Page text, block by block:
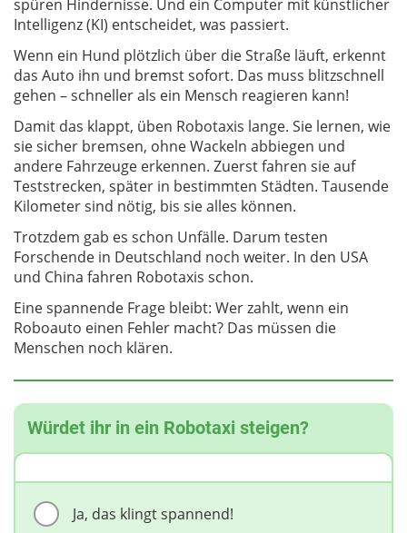
spüren Hindernisse. Und ein Computer mit künstlicher
Intelligenz (KI) entscheidet, was passiert.
Wenn ein Hund plötzlich über die Straße läuft, erkennt
das Auto ihn und bremst sofort. Das muss blitzschnell
gehen – schneller als ein Mensch reagieren kann!
Damit das klappt, üben Robotaxis lange. Sie lernen, wie
sie sicher bremsen, ohne Wackeln abbiegen und
andere Fahrzeuge erkennen. Zuerst fahren sie auf
Teststrecken, später in bestimmten Städten. Tausende
Kilometer sind nötig, bis sie alles können.
Trotzdem gab es schon Unfälle. Darum testen
Forschende in Deutschland noch weiter. In den USA
und China fahren Robotaxis schon.
Eine spannende Frage bleibt: Wer zahlt, wenn ein
Roboauto einen Fehler macht? Das müssen die
Menschen noch klären.
Würdet ihr in ein Robotaxi steigen?
Ja, das klingt spannend!